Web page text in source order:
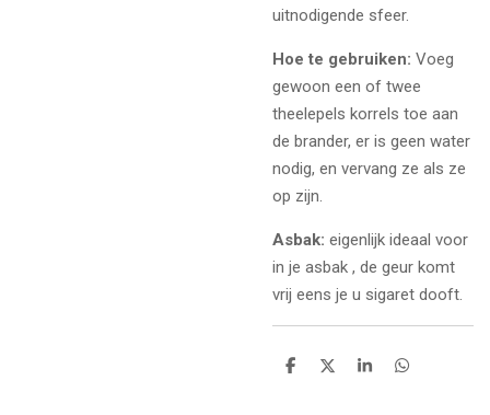
uitnodigende sfeer.
Hoe te gebruiken: Voeg
gewoon een of twee
theelepels korrels toe aan
de brander, er is geen water
nodig, en vervang ze als ze
op zijn.
Asbak: eigenlijk ideaal voor
in je asbak , de geur komt
vrij eens je u sigaret dooft.
D
D
S
D